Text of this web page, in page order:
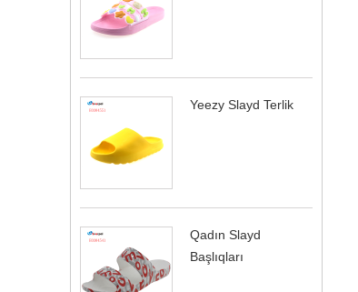
Yeezy Slayd Terlik
Qadın Slayd
Başlıqları